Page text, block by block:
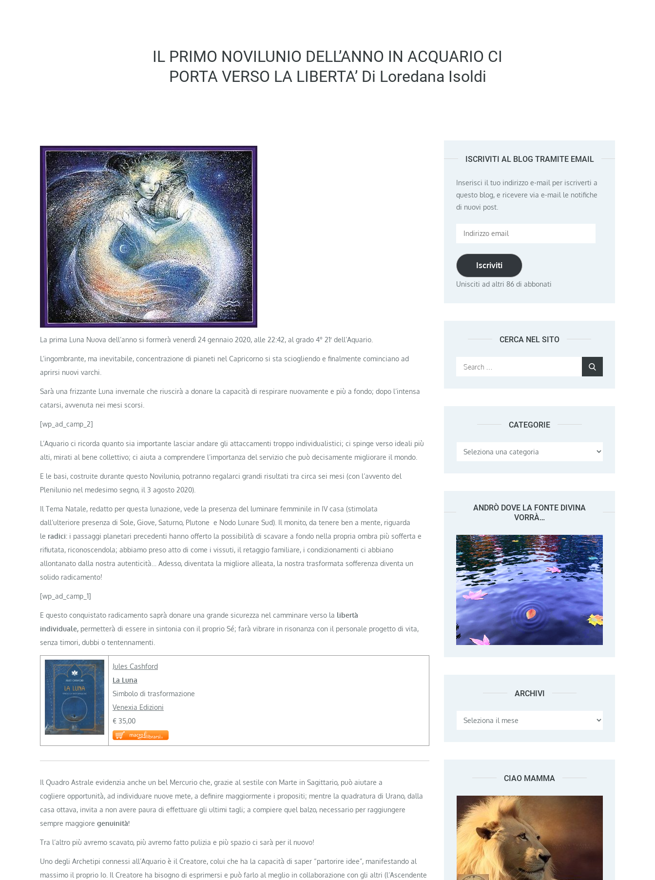
IL PRIMO NOVILUNIO DELL’ANNO IN ACQUARIO CI
PORTA VERSO LA LIBERTA’ Di Loredana Isoldi
La prima Luna Nuova dell’anno si formerà venerdì 24 gennaio 2020, alle 22:42, al grado 4° 21′ dell’Aquario.
L’ingombrante, ma inevitabile, concentrazione di pianeti nel Capricorno si sta sciogliendo e finalmente cominciano ad
aprirsi nuovi varchi.
Sarà una frizzante Luna invernale che riuscirà a donare la capacità di respirare nuovamente e più a fondo; dopo l’intensa
catarsi, avvenuta nei mesi scorsi.
[wp_ad_camp_2]
L’Aquario ci ricorda quanto sia importante lasciar andare gli attaccamenti troppo individualistici; ci spinge verso ideali più
alti, mirati al bene collettivo; ci aiuta a comprendere l’importanza del servizio che può decisamente migliorare il mondo.
E le basi, costruite durante questo Novilunio, potranno regalarci grandi risultati tra circa sei mesi (con l’avvento del
Plenilunio nel medesimo segno, il 3 agosto 2020).
Il Tema Natale, redatto per questa lunazione, vede la presenza del luminare femminile in IV casa (stimolata
dall’ulteriore presenza di Sole, Giove, Saturno, Plutone e Nodo Lunare Sud). Il monito, da tenere ben a mente, riguarda
le radici: i passaggi planetari precedenti hanno offerto la possibilità di scavare a fondo nella propria ombra più sofferta e
rifiutata, riconoscendola; abbiamo preso atto di come i vissuti, il retaggio familiare, i condizionamenti ci abbiano
allontanato dalla nostra autenticità… Adesso, diventata la migliore alleata, la nostra trasformata sofferenza diventa un
solido radicamento!
[wp_ad_camp_1]
E questo conquistato radicamento saprà donare una grande sicurezza nel camminare verso la libertà
individuale, permetterà di essere in sintonia con il proprio Sé; farà vibrare in risonanza con il personale progetto di vita,
senza timori, dubbi o tentennamenti.
Jules Cashford
La Luna
Simbolo di trasformazione
Venexia Edizioni
€ 35,00
Il Quadro Astrale evidenzia anche un bel Mercurio che, grazie al sestile con Marte in Sagittario, può aiutare a
cogliere opportunità, ad individuare nuove mete, a definire maggiormente i propositi; mentre la quadratura di Urano, dalla
casa ottava, invita a non avere paura di effettuare gli ultimi tagli; a compiere quel balzo, necessario per raggiungere
sempre maggiore genuinità!
Tra l’altro più avremo scavato, più avremo fatto pulizia e più spazio ci sarà per il nuovo!
Uno degli Archetipi connessi all’Aquario è il Creatore, colui che ha la capacità di saper “partorire idee”, manifestando al
massimo il proprio Io. Il Creatore ha bisogno di esprimersi e può farlo al meglio in collaborazione con gli altri (l’Ascendente
ISCRIVITI AL BLOG TRAMITE EMAIL
Inserisci il tuo indirizzo e-mail per iscriverti a
questo blog, e ricevere via e-mail le notifiche
di nuovi post.
Indirizzo
Iscriviti
Unisciti ad altri 86 di abbonati
CERCA NEL SITO
Search
CATEGORIE
Categorie
ANDRÒ DOVE LA FONTE DIVINA
VORRÀ…
ARCHIVI Archivi
CIAO MAMMA